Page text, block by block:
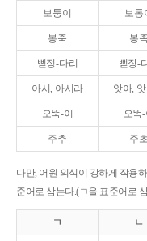
보퉁이 보통
봉죽 봉족
뻗정-다리 뻗장-
아서, 아서라 앗아,
오뚝-이 오똑-
주추 주초
다만, 어원 의식이 강하게 작용
준어로 삼는다.(ㄱ을 표준어로
ㄱ ㄴ